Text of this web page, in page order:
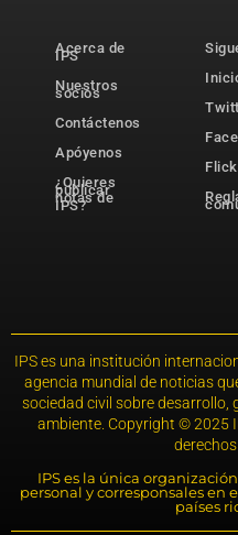
Acerca de
IPS
Nuestros
socios
Contáctenos
Apóyenos
¿Quieres
publicar
notas de
IPS?
IPS es una institución
agencia mundial de noticias
sociedad civil sobre desarrollo,
ambiente. Copyright © 2025
IPS es la única
personal y corresponsales en
países